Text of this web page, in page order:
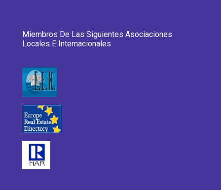
Miembros De Las Siguientes Asociaciones
Locales E Internacionales